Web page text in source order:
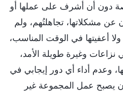
دون أن أشرف على عملها أو
عن مشكلاتها، تجاهلتُهم، ولم
أعفيتها في الوقت المناسب،
نزاعات وغيرة طويلة الأمد،
وعدم أداء أي دور إيجابي في
يصبح عمل المجموعة غير